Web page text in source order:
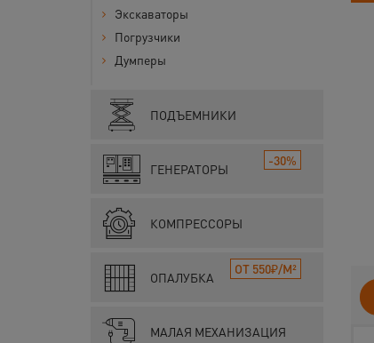
Экскаваторы
Погрузчики
Думперы
ПОДЪЕМНИКИ
ГЕНЕРАТОРЫ
-30%
КОМПРЕССОРЫ
ОПАЛУБКА
ОТ 550₽/М²
МАЛАЯ МЕХАНИЗАЦИЯ